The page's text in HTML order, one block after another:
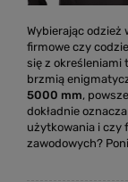
Wybierając odzież
firmowe czy
się z określeniami
brzmią
5000 mm,
dokładnie
użytkowania i czy
zawodowych?